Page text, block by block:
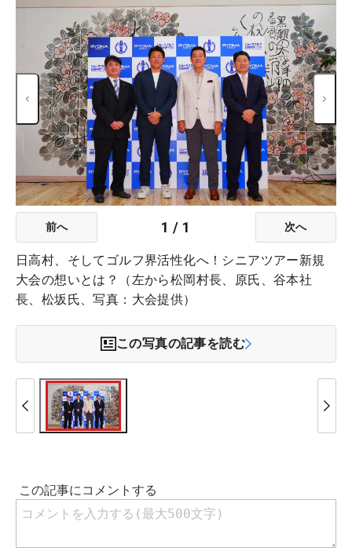
前へ 1 / 1 次へ
日高村、そしてゴルフ界活性化へ！シニアツアー新規
大会の想いとは？（左から松岡村長、原氏、谷本社
長、松坂氏、写真：大会提供）
この写真の記事を読む